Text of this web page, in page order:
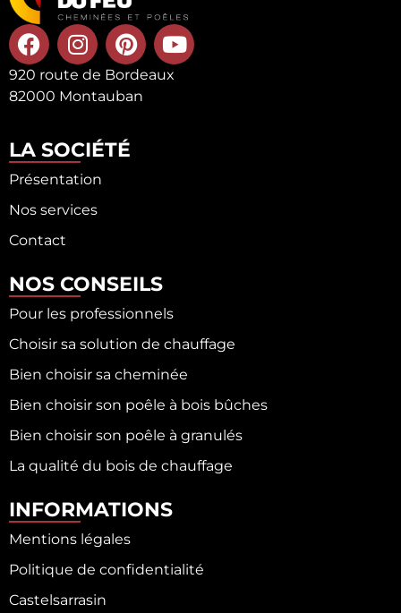
920 route de Bordeaux
82000 Montauban
LA SOCIÉTÉ
Présentation
Nos services
Contact
NOS CONSEILS
Pour les professionnels
Choisir sa solution de chauffage
Bien choisir sa cheminée
Bien choisir son poêle à bois bûches
Bien choisir son poêle à granulés
La qualité du bois de chauffage
INFORMATIONS
Mentions légales
Politique de confidentialité
Castelsarrasin